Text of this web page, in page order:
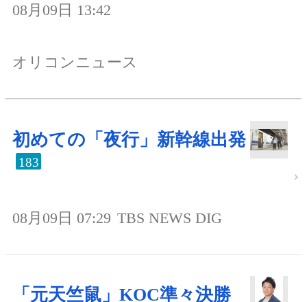
08月09日 13:42
オリコンニュース
初めての「夜行」新幹線出発
183
08月09日 07:29 TBS NEWS DIG
「元天竺鼠」KOC準々決勝